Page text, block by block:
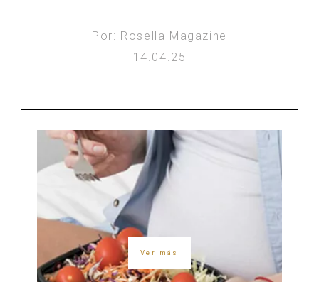
Por: Rosella Magazine
14.04.25
Ver más